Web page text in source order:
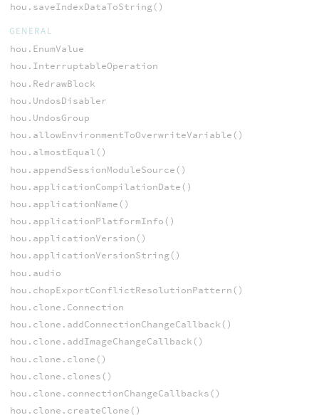
hou.saveIndexDataToString()
GENERAL
hou.EnumValue
hou.InterruptableOperation
hou.RedrawBlock
hou.UndosDisabler
hou.UndosGroup
hou.allowEnvironmentToOverwriteVariable()
hou.almostEqual()
hou.appendSessionModuleSource()
hou.applicationCompilationDate()
hou.applicationName()
hou.applicationPlatformInfo()
hou.applicationVersion()
hou.applicationVersionString()
hou.audio
hou.chopExportConflictResolutionPattern()
hou.clone.Connection
hou.clone.addConnectionChangeCallback()
hou.clone.addImageChangeCallback()
hou.clone.clone()
hou.clone.clones()
hou.clone.connectionChangeCallbacks()
hou.clone.createClone()